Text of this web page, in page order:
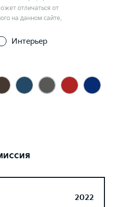
отличаться от
на данном сайте.
Интерьер
2022